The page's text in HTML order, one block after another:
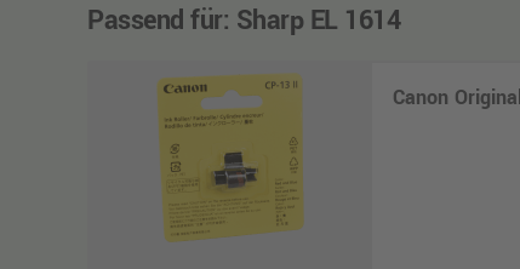
Passend für: Sharp EL 1614
Canon